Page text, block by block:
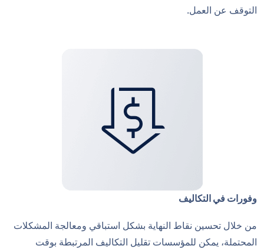
التوقف عن العمل.
وفورات في التكاليف
من خلال تحسين نقاط النهاية بشكل استباقي ومعالجة المشكلات
المحتملة، يمكن للمؤسسات تقليل التكاليف المرتبطة بوقت